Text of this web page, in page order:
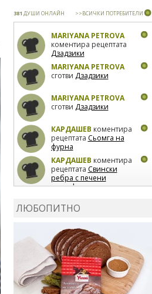
381 ДУШИ ОНЛАЙН >>ВСИЧКИ ПОТРЕБИТЕЛИ
MARIYANA PETROVA
коментира рецептата
Дзадзики
MARIYANA PETROVA
сготви Дзадзики
MARIYANA PETROVA
сготви Дзадзики
КАРДАШЕВ коментира
рецептата Сьомга на
фурна
КАРДАШЕВ коментира
рецептата Свински
ребра с печени
картофи
лимон
коментира рецептата
Киноа със зеленчуци
ЛЮБОПИТНО